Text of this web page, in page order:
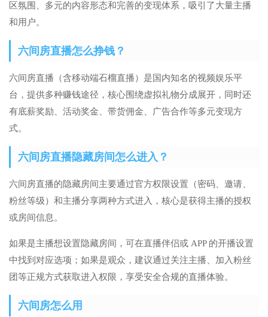
区氛围、多元的内容形态和完善的变现体系，吸引了大量主播
和用户。
六间房直播怎么挣钱？
六间房直播（含移动端石榴直播）是国内知名的视频娱乐平
台，提供多种赚钱途径，核心围绕虚拟礼物分成展开，同时还
有底薪奖励、活动奖金、带货佣金、广告合作等多元变现方
式。
六间房直播隐藏房间怎么进入？
六间房直播的隐藏房间主要通过官方权限设置（密码、邀请、
粉丝等级）和主播分享两种方式进入，核心是获得主播的授权
或房间信息。
如果是主播想设置隐藏房间，可在直播伴侣或 APP 的开播设置
中找到对应选项；如果是观众，建议通过关注主播、加入粉丝
团等正规方式获取进入权限，享受安全合规的直播体验。
六间房怎么用